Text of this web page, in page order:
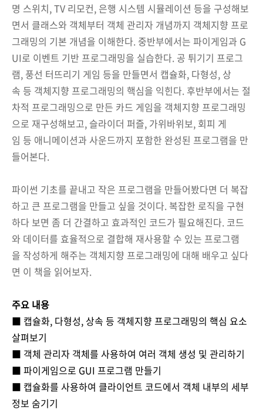
명 스위치, TV 리모컨, 은행 시스템 시뮬레이션 등을 구성해보
면서 클래스와 객체부터 객체 관리자 개념까지 객체지향 프로
그래밍의 기본 개념을 이해한다. 중반부에서는 파이게임과 G
UI로 이벤트 기반 프로그래밍을 실습한다. 공 튀기기 프로그
램, 풍선 터뜨리기 게임 등을 만들면서 캡슐화, 다형성, 상
속 등 객체지향 프로그래밍의 핵심을 익힌다. 후반부에서는 절
차적 프로그래밍으로 만든 카드 게임을 객체지향 프로그래밍
으로 재구성해보고, 슬라이더 퍼즐, 가위바위보, 회피 게
임 등 애니메이션과 사운드까지 포함한 완성된 프로그램을 만
들어본다.
파이썬 기초를 끝내고 작은 프로그램을 만들어봤다면 더 복잡
하고 큰 프로그램을 만들고 싶을 것이다. 복잡한 로직을 구현
하다 보면 좀 더 간결하고 효과적인 코드가 필요해진다. 코드
와 데이터를 효율적으로 결합해 재사용할 수 있는 프로그램
을 작성하게 해주는 객체지향 프로그래밍에 대해 배우고 싶다
면 이 책을 읽어보자.
주요 내용
■ 캡슐화, 다형성, 상속 등 객체지향 프로그래밍의 핵심 요소
살펴보기
■ 객체 관리자 객체를 사용하여 여러 객체 생성 및 관리하기
■ 파이게임으로 GUI 프로그램 만들기
■ 캡슐화를 사용하여 클라이언트 코드에서 객체 내부의 세부
정보 숨기기